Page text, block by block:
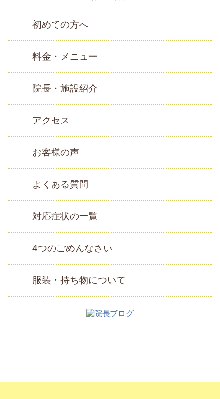
初めての方へ
料金・メニュー
院長・施設紹介
アクセス
お客様の声
よくある質問
対応症状の一覧
4つのごめんなさい
服装・持ち物について